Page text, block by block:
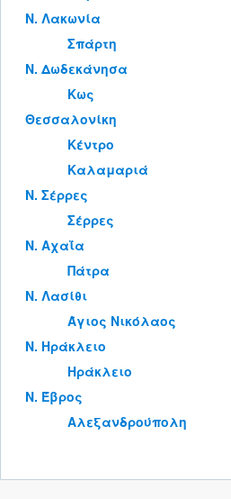
Ν. Λακωνία
Σπάρτη
Ν. Δωδεκάνησα
Κως
Θεσσαλονίκη
Κέντρο
Καλαμαριά
Ν. Σέρρες
Σέρρες
Ν. Αχαΐα
Πάτρα
Ν. Λασίθι
Άγιος Νικόλαος
Ν. Ηράκλειο
Ηράκλειο
Ν. Έβρος
Αλεξανδρούπολη